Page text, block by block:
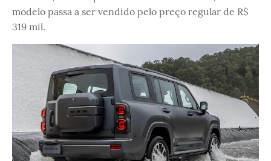
modelo passa a ser vendido pelo preço regular de R$
319 mil.